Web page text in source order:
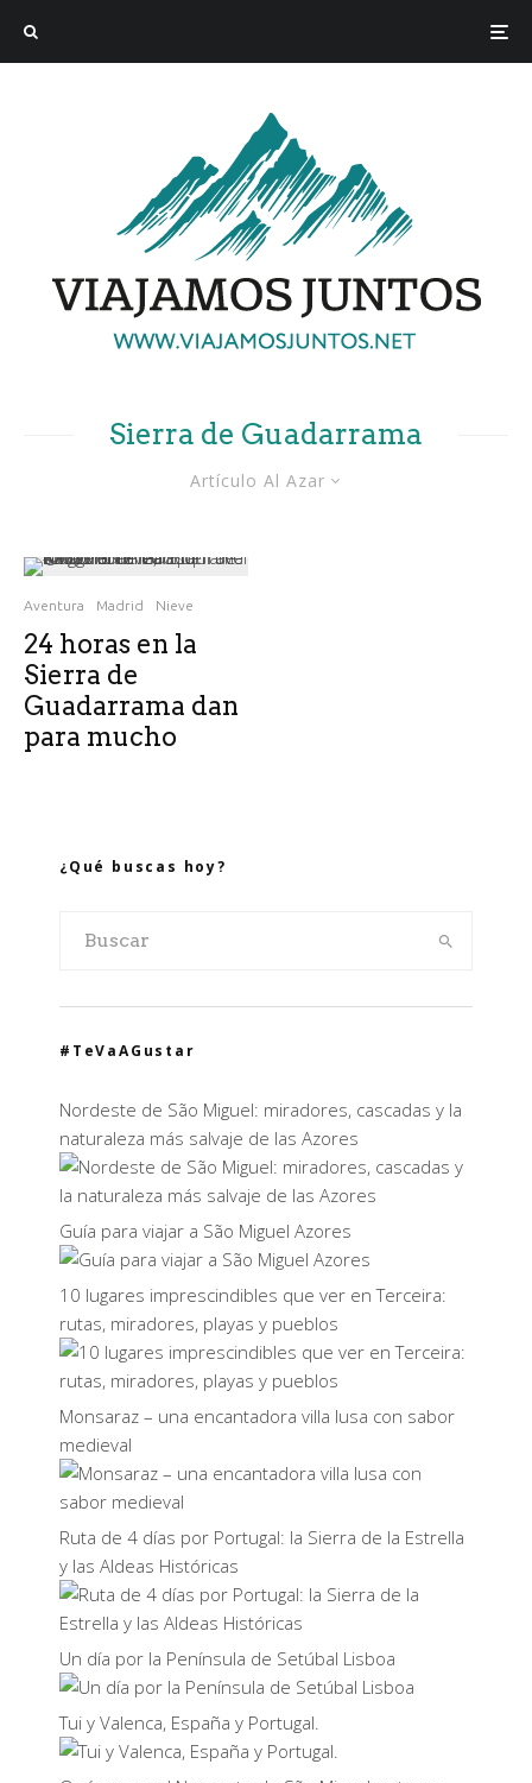
Sierra de Guadarrama
Artículo Al Azar
Aventura Madrid Nieve
24 horas en la
Sierra de
Guadarrama dan
para mucho
¿Qué buscas hoy?
#TeVaAGustar
Nordeste de São Miguel: miradores, cascadas y la
naturaleza más salvaje de las Azores
Guía para viajar a São Miguel Azores
10 lugares imprescindibles que ver en Terceira:
rutas, miradores, playas y pueblos
Monsaraz – una encantadora villa lusa con sabor
medieval
Ruta de 4 días por Portugal: la Sierra de la Estrella
y las Aldeas Históricas
Un día por la Península de Setúbal Lisboa
Tui y Valenca, España y Portugal.